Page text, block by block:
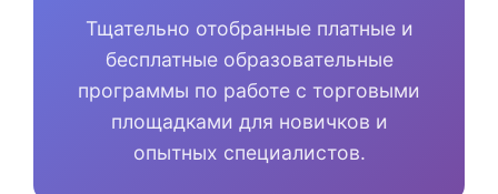
Тщательно отобранные платные и
бесплатные образовательные
программы по работе с торговыми
площадками для новичков и
опытных специалистов.